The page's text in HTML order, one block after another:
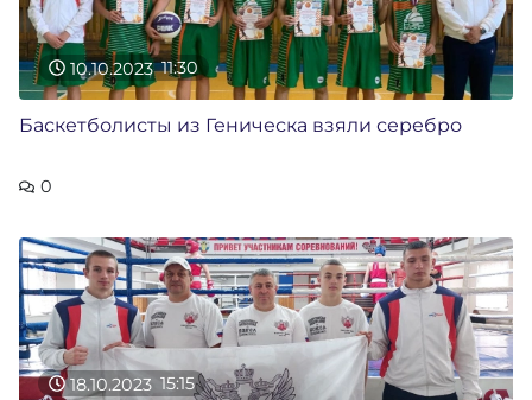
10.10.2023 11:30
Баскетболисты из Геническа взяли серебро
0
18.10.2023 15:15